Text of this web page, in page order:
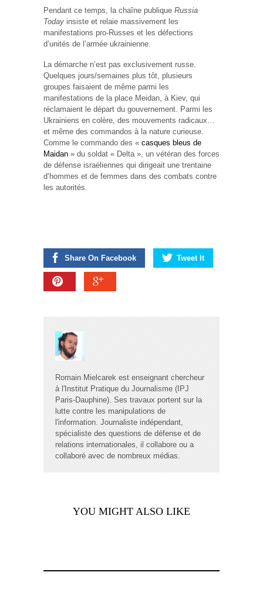
Pendant ce temps, la chaîne publique Russia
Today insiste et relaie massivement les
manifestations pro-Russes et les défections
d’unités de l’armée ukrainienne.
La démarche n’est pas exclusivement russe.
Quelques jours/semaines plus tôt, plusieurs
groupes faisaient de même parmi les
manifestations de la place Meidan, à Kiev, qui
réclamaient le départ du gouvernement. Parmi les
Ukrainiens en colère, des mouvements radicaux…
et même des commandos à la nature curieuse.
Comme le commando des « casques bleus de
Maidan » du soldat « Delta », un vétéran des forces
de défense israéliennes qui dirigeait une trentaine
d’hommes et de femmes dans des combats contre
les autorités.
Share On Facebook Tweet It
Romain Mielcarek est enseignant chercheur
à l'Institut Pratique du Journalisme (IPJ
Paris-Dauphine). Ses travaux portent sur la
lutte contre les manipulations de
l'information. Journaliste indépendant,
spécialiste des questions de défense et de
relations internationales, il collabore ou a
collaboré avec de nombreux médias.
YOU MIGHT ALSO LIKE